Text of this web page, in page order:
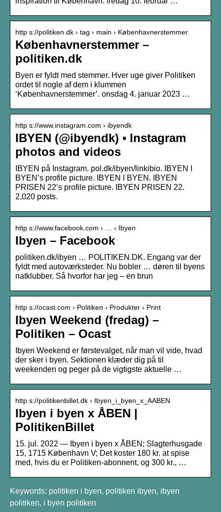
http s://politiken.dk › tag › main › Københavnerstemmer
Københavnerstemmer –
politiken.dk
Byen er fyldt med stemmer. Hver uge giver Politiken
ordet til nogle af dem i klummen
‘Københavnerstemmer’. onsdag 4. januar 2023 …
http s://www.instagram.com › ibyendk
IBYEN (@ibyendk) • Instagram
photos and videos
IBYEN på Instagram. pol.dk/ibyen/linkibio. IBYEN I
BYEN’s profile picture. IBYEN I BYEN. IBYEN
PRISEN 22’s profile picture. IBYEN PRISEN 22.
2,020 posts.
http s://www.facebook.com › … › Ibyen
Ibyen – Facebook
politiken.dk/ibyen … POLITIKEN.DK. Engang var der
fyldt med autoværksteder. Nu bobler … døren til byens
natklubber. Så hvorfor har jeg – en brun
http s://ocast.com › Politiken › Produkter › Print
Ibyen Weekend (fredag) –
Politiken – Ocast
Ibyen Weekend er førstevalget, når man vil vide, hvad
der sker i byen. Sektionen klæder dig på til
weekenden og peger på de vigtigste aktuelle …
http s://politikenbillet.dk › Ibyen_i_byen_x_AABEN
Ibyen i byen x ÅBEN |
PolitikenBillet
15. jul. 2022 — Ibyen i byen x ÅBEN; Slagterhusgade
15, 1715 København V; Det koster 180 kr. at spise
med, hvis du er Politiken-abonnent, og 300 kr., …
Keywords: politiken i byen, politiken ibyen, ibyen
politiken, i byen politiken